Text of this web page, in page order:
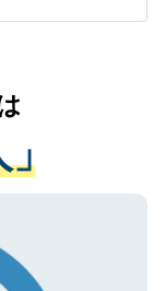
本人の許可
ての厳密な
に付与され
済みです。
ください。
状況や紹介
ドバイスを
転職をされ
が可能です